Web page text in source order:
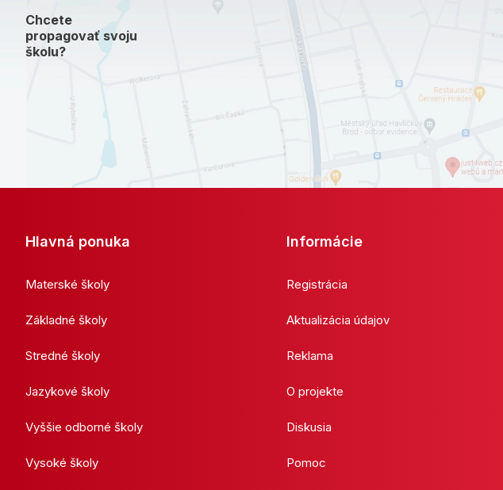
Chcete
propagovať svoju
školu?
Hlavná ponuka
Materské školy
Základné školy
Stredné školy
Jazykové školy
Vyššie odborné školy
Vysoké školy
Informácie
Registrácia
Aktualizácia údajov
Reklama
O projekte
Diskusia
Pomoc